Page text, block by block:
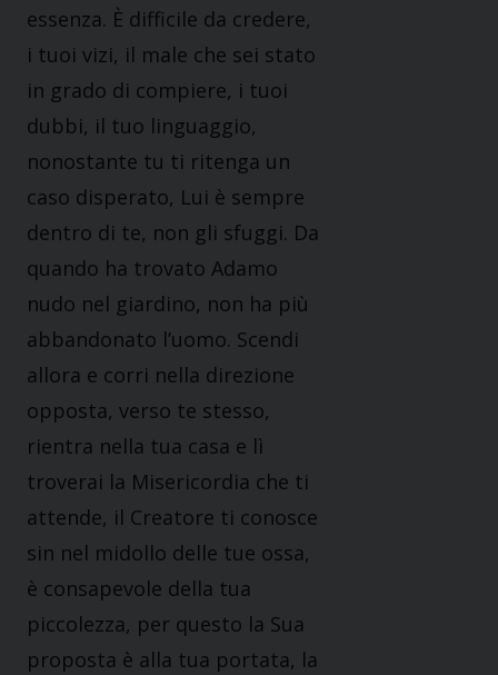
essenza. È difficile da credere,
i tuoi vizi, il male che sei stato
in grado di compiere, i tuoi
dubbi, il tuo linguaggio,
nonostante tu ti ritenga un
caso disperato, Lui è sempre
dentro di te, non gli sfuggi. Da
quando ha trovato Adamo
nudo nel giardino, non ha più
abbandonato l’uomo. Scendi
allora e corri nella direzione
opposta, verso te stesso,
rientra nella tua casa e lì
troverai la Misericordia che ti
attende, il Creatore ti conosce
sin nel midollo delle tue ossa,
è consapevole della tua
piccolezza, per questo la Sua
proposta è alla tua portata, la